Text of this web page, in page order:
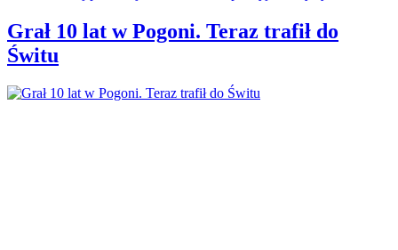
Grał 10 lat w Pogoni. Teraz trafił do
Świtu